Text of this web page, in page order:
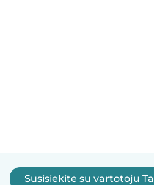
Susisiekite su vartotoju